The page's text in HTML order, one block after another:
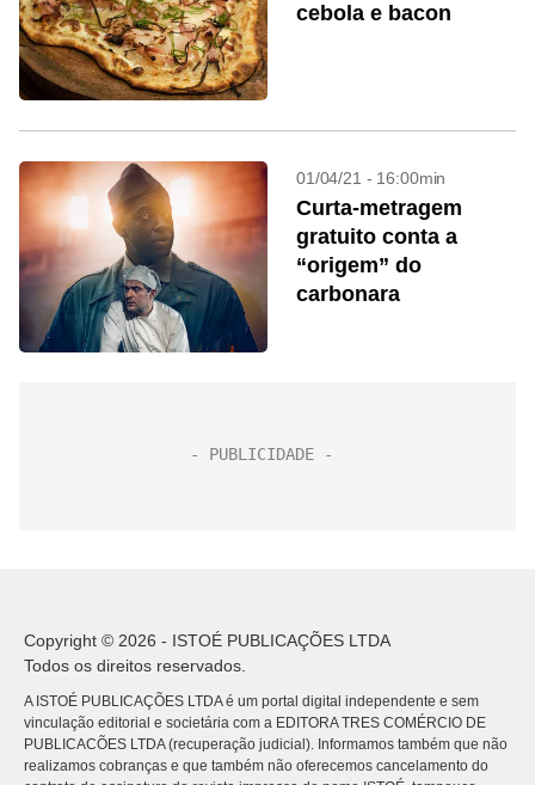
cebola e bacon
01/04/21 - 16:00min
Curta-metragem
gratuito conta a
“origem” do
carbonara
Copyright © 2026 - ISTOÉ PUBLICAÇÕES LTDA
Todos os direitos reservados.
A ISTOÉ PUBLICAÇÕES LTDA é um portal digital independente e sem
vinculação editorial e societária com a EDITORA TRES COMÉRCIO DE
PUBLICACÕES LTDA (recuperação judicial). Informamos também que não
realizamos cobranças e que também não oferecemos cancelamento do